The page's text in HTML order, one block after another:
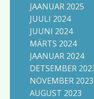
JAANUAR 2025
JUULI 2024
JUUNI 2024
MÄRTS 2024
JAANUAR 2024
DETSEMBER
NOVEMBER 2023
AUGUST 2023